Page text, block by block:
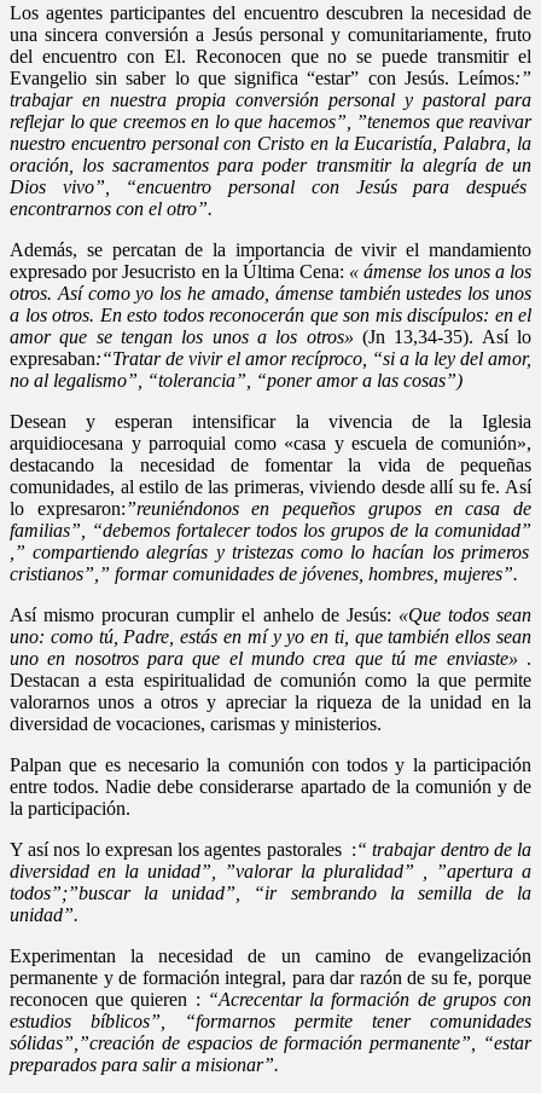
Los agentes participantes del encuentro descubren la necesidad de
una sincera conversión a Jesús personal y comunitariamente, fruto
del encuentro con El. Reconocen que no se puede transmitir el
Evangelio sin saber lo que significa “estar” con Jesús. Leímos:”
trabajar en nuestra propia conversión personal y pastoral para
reflejar lo que creemos en lo que hacemos”, ”tenemos que reavivar
nuestro encuentro personal con Cristo en la Eucaristía, Palabra, la
oración, los sacramentos para poder transmitir la alegría de un
Dios vivo”, “encuentro personal con Jesús para después
encontrarnos con el otro”.
Además, se percatan de la importancia de vivir el mandamiento
expresado por Jesucristo en la Última Cena: « ámense los unos a los
otros. Así como yo los he amado, ámense también ustedes los unos
a los otros. En esto todos reconocerán que son mis discípulos: en el
amor que se tengan los unos a los otros» (Jn 13,34-35). Así lo
expresaban:“Tratar de vivir el amor recíproco, “si a la ley del amor,
no al legalismo”, “tolerancia”, “poner amor a las cosas”)
Desean y esperan intensificar la vivencia de la Iglesia
arquidiocesana y parroquial como «casa y escuela de comunión»,
destacando la necesidad de fomentar la vida de pequeñas
comunidades, al estilo de las primeras, viviendo desde allí su fe. Así
lo expresaron:”reuniéndonos en pequeños grupos en casa de
familias”, “debemos fortalecer todos los grupos de la comunidad”
,” compartiendo alegrías y tristezas como lo hacían los primeros
cristianos”,” formar comunidades de jóvenes, hombres, mujeres”.
Así mismo procuran cumplir el anhelo de Jesús: «Que todos sean
uno: como tú, Padre, estás en mí y yo en ti, que también ellos sean
uno en nosotros para que el mundo crea que tú me enviaste» .
Destacan a esta espiritualidad de comunión como la que permite
valorarnos unos a otros y apreciar la riqueza de la unidad en la
diversidad de vocaciones, carismas y ministerios.
Palpan que es necesario la comunión con todos y la participación
entre todos. Nadie debe considerarse apartado de la comunión y de
la participación.
Y así nos lo expresan los agentes pastorales :“trabajar dentro de la
diversidad en la unidad”, ”valorar la pluralidad” , ”apertura a
todos”;”buscar la unidad”, “ir sembrando la semilla de la
unidad”.
Experimentan la necesidad de un camino de evangelización
permanente y de formación integral, para dar razón de su fe, porque
reconocen que quieren : “Acrecentar la formación de grupos con
estudios bíblicos”, “formarnos permite tener comunidades
sólidas”,”creación de espacios de formación permanente”, “estar
preparados para salir a misionar”.